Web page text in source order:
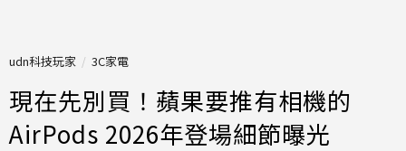
udn科技玩家 3C家電
現在先別買！蘋果要推有相機的
AirPods 2026年登場細節曝光